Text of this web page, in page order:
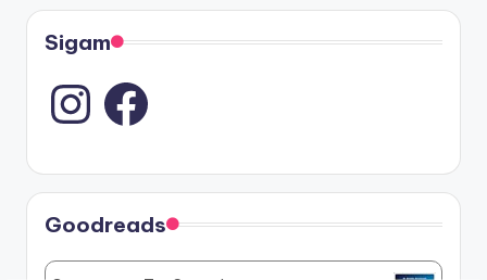
Sigam
Instagram
Goodreads